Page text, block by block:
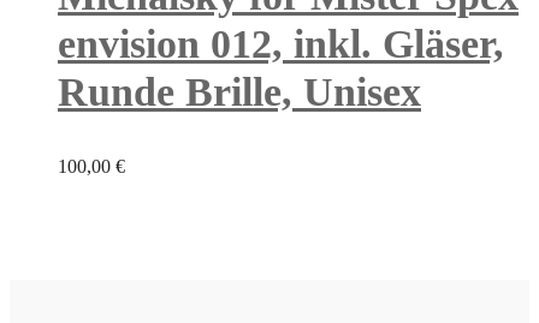
envision 012, inkl. Gläser,
Runde Brille, Unisex
100,00 €